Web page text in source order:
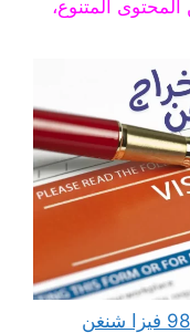
المتنوع،
مكتب استخراج فيزا شنغن 98951133 فيزا شنغن